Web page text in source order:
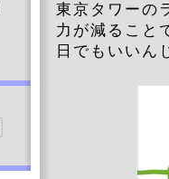
東京タワーの
力が減ること
日でもいいん